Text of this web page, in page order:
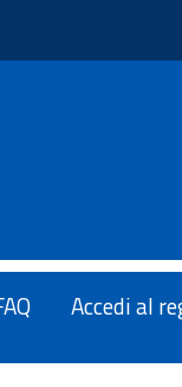
Accedi al